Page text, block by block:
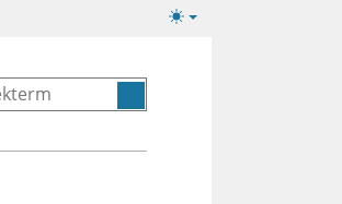
Lichte/donkere